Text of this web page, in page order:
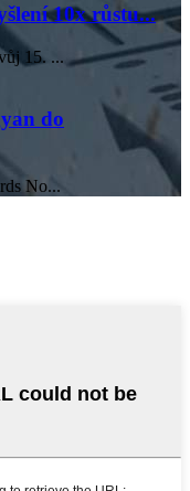
10x růstu...
15. ...
do
No...